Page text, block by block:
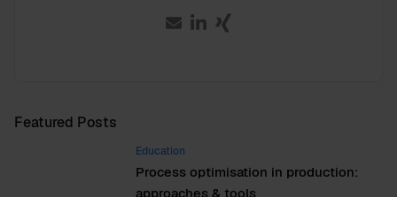
Featured Posts
Education
Process optimisation in production:
approaches & tools